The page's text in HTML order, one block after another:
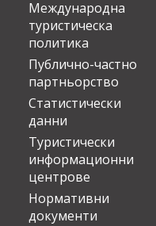
Международна
туристическа
политика
Публично-частно
партньорство
Статистически
данни
Туристически
информационни
центрове
Нормативни
документи